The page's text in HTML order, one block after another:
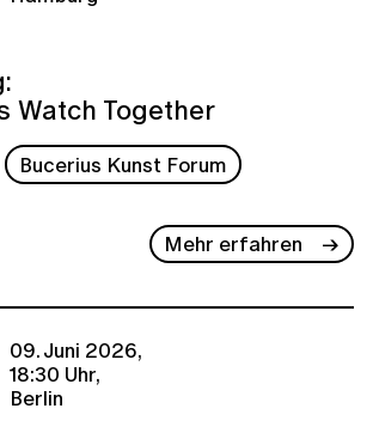
Watch Together
Bucerius Kunst Forum
Mehr erfahren
09. Juni 2026,
18:30 Uhr,
Berlin